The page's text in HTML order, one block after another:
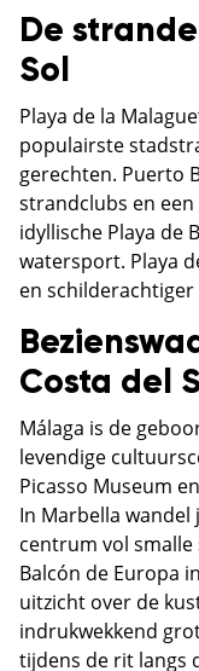
De
Sol
Playa de la
populairste
gerechten. Puerto
strandclubs en
idyllische Playa de
watersport. Playa
en
Costa del
Málaga is de
levendige
Picasso Museum
In Marbella
centrum vol
Balcón de Europa
uitzicht over de
indrukwekkend
tijdens de rit langs